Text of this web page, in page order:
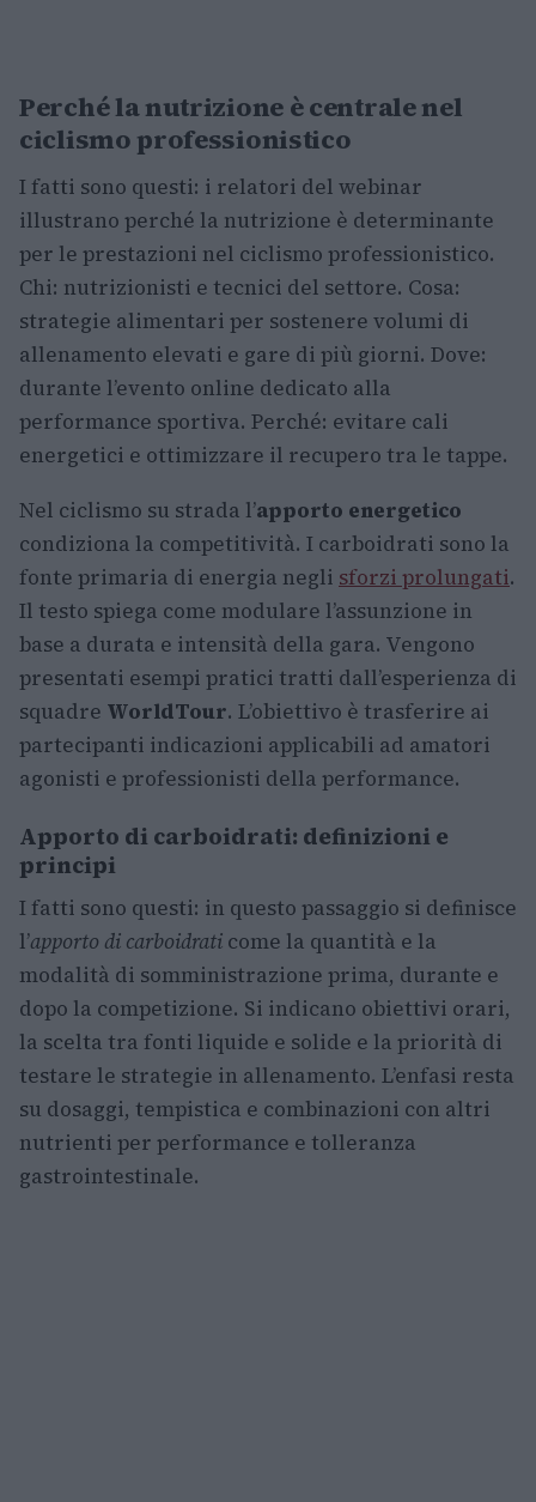
Perché la nutrizione è centrale nel
ciclismo professionistico
I fatti sono questi: i relatori del webinar
illustrano perché la nutrizione è determinante
per le prestazioni nel ciclismo professionistico.
Chi: nutrizionisti e tecnici del settore. Cosa:
strategie alimentari per sostenere volumi di
allenamento elevati e gare di più giorni. Dove:
durante l’evento online dedicato alla
performance sportiva. Perché: evitare cali
energetici e ottimizzare il recupero tra le tappe.
Nel ciclismo su strada l’apporto energetico
condiziona la competitività. I carboidrati sono la
fonte primaria di energia negli sforzi prolungati.
Il testo spiega come modulare l’assunzione in
base a durata e intensità della gara. Vengono
presentati esempi pratici tratti dall’esperienza di
squadre WorldTour. L’obiettivo è trasferire ai
partecipanti indicazioni applicabili ad amatori
agonisti e professionisti della performance.
Apporto di carboidrati: definizioni e
principi
I fatti sono questi: in questo passaggio si definisce
l’apporto di carboidrati come la quantità e la
modalità di somministrazione prima, durante e
dopo la competizione. Si indicano obiettivi orari,
la scelta tra fonti liquide e solide e la priorità di
testare le strategie in allenamento. L’enfasi resta
su dosaggi, tempistica e combinazioni con altri
nutrienti per performance e tolleranza
gastrointestinale.